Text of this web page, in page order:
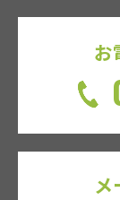
お
メ